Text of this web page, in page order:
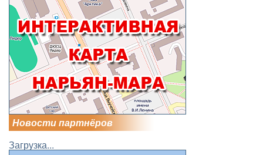
Новости партнёров
Загрузка...